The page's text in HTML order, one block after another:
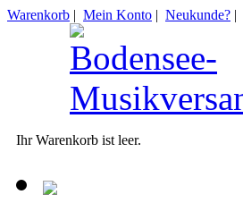
Warenkorb | Mein Konto | Neukunde? |
Ihr Warenkorb ist leer.